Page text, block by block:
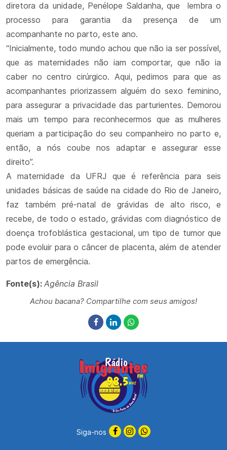
diretora da unidade, Penélope Saldanha, que lembra o
processo para garantia da presença de um
acompanhante no parto, este ano.
“Inicialmente, todo mundo achou que não ia ser possível,
que as maternidades não iam comportar, que não ia
caber no centro cirúrgico. Aqui, pedimos para que as
acompanhantes priorizassem alguém do sexo feminino,
para assegurar a privacidade das parturientes. Demorou
mais um tempo para reconhecermos que as mulheres
queriam a participação do seu companheiro no parto e,
então, a nós coube nos adaptar e assegurar esse
direito”.
A maternidade da UFRJ que é referência para seis
unidades básicas de saúde na cidade do Rio de Janeiro,
faz também pré-natal de grávidas de alto risco, e
recebe, de todo o estado, grávidas com diagnóstico de
doença trofoblástica gestacional, um tipo de tumor que
pode evoluir para o câncer de placenta, além de atender
partos de emergência.
Fonte(s): Agência Brasil
Achou bacana? Compartilhe com seus amigos!
Siga-nos